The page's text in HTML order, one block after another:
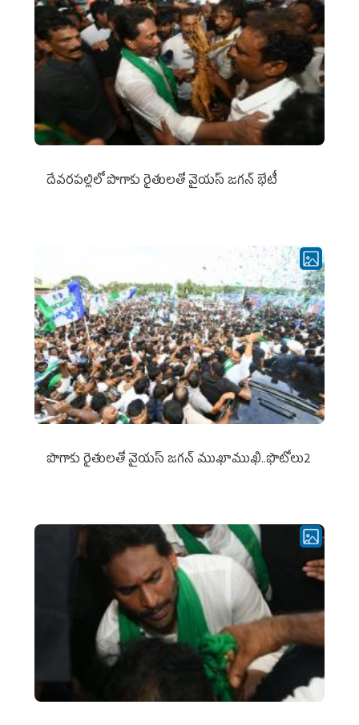
దేవరపల్లిలో పొగాకు రైతులతో వైయస్ జగన్ భేటీ
పొగాకు రైతుల‌తో వైయ‌స్ జ‌గ‌న్ ముఖాముఖి..ఫొటోలు2